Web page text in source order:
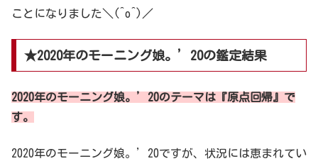
ことになりました＼(^o^)／
★2020年のモーニング娘。’20の鑑定結果
2020年のモーニング娘。’20のテーマは『原点回帰』で
す。
2020年のモーニング娘。’20ですが、状況には恵まれてい